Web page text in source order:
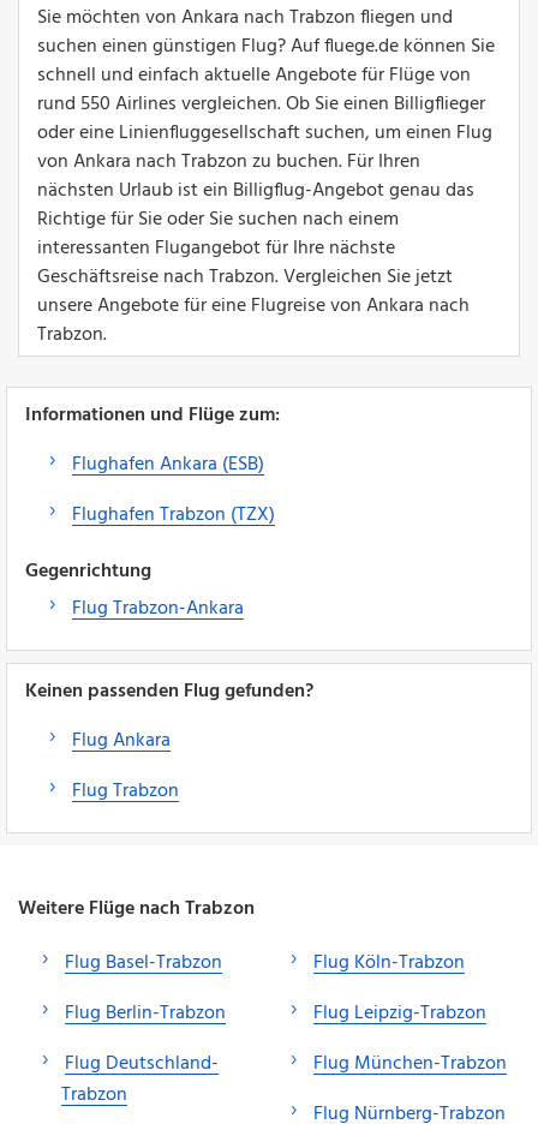
Sie möchten von Ankara nach Trabzon fliegen und
suchen einen günstigen Flug? Auf fluege.de können Sie
schnell und einfach aktuelle Angebote für Flüge von
rund 550 Airlines vergleichen. Ob Sie einen Billigflieger
oder eine Linienfluggesellschaft suchen, um einen Flug
von Ankara nach Trabzon zu buchen. Für Ihren
nächsten Urlaub ist ein Billigflug-Angebot genau das
Richtige für Sie oder Sie suchen nach einem
interessanten Flugangebot für Ihre nächste
Geschäftsreise nach Trabzon. Vergleichen Sie jetzt
unsere Angebote für eine Flugreise von Ankara nach
Trabzon.
Informationen und Flüge zum:
Flughafen Ankara (ESB)
Flughafen Trabzon (TZX)
Gegenrichtung
Flug Trabzon-Ankara
Keinen passenden Flug gefunden?
Flug Ankara
Flug Trabzon
Weitere Flüge nach Trabzon
Flug Basel-Trabzon
Flug Berlin-Trabzon
Flug Deutschland-
Trabzon
Flug Köln-Trabzon
Flug Leipzig-Trabzon
Flug München-Trabzon
Flug Nürnberg-Trabzon